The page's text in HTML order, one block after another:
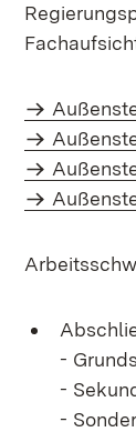
-
-
-